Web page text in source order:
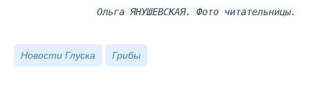
Ольга ЯНУШЕВСКАЯ. Фото читательницы.
Новости Глуска Грибы